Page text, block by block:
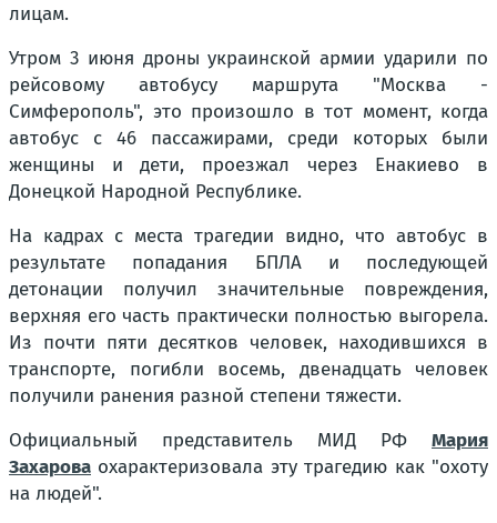
лицам.
Утром 3 июня дроны украинской армии ударили по
рейсовому автобусу маршрута "Москва -
Симферополь", это произошло в тот момент, когда
автобус с 46 пассажирами, среди которых были
женщины и дети, проезжал через Енакиево в
Донецкой Народной Республике.
На кадрах с места трагедии видно, что автобус в
результате попадания БПЛА и последующей
детонации получил значительные повреждения,
верхняя его часть практически полностью выгорела.
Из почти пяти десятков человек, находившихся в
транспорте, погибли восемь, двенадцать человек
получили ранения разной степени тяжести.
Официальный представитель МИД РФ Мария
Захарова охарактеризовала эту трагедию как "охоту
на людей".